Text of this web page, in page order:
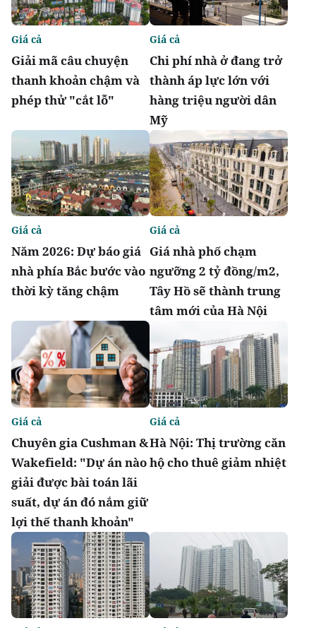
Giải mã câu chuyện
thanh khoản chậm và
phép thử "cắt lỗ"
Giá cả
Chi phí nhà ở đang trở
thành áp lực lớn với
hàng triệu người dân
Mỹ
Giá cả
Năm 2026: Dự báo giá
nhà phía Bắc bước vào
thời kỳ tăng chậm
Giá cả
Giá nhà phố chạm
ngưỡng 2 tỷ đồng/m2,
Tây Hồ sẽ thành trung
tâm mới của Hà Nội
Giá cả
Chuyên gia Cushman &
Wakefield: "Dự án nào
giải được bài toán lãi
suất, dự án đó nắm giữ
lợi thế thanh khoản"
Giá cả
Hà Nội: Thị trường căn
hộ cho thuê giảm nhiệt
Giá cả